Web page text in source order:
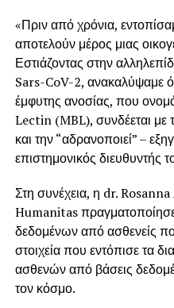
«Πριν από χρόνια,
αποτελούν μέρος μιας
Εστιάζοντας στην
Sars-CoV-2, ανακαλύψαμε
έμφυτης ανοσίας, που
Lectin (MBL), συνδέεται με
και την “αδρανοποιεί” –
επιστημονικός διευθυντής
Στη συνέχεια, η dr.
Humanitas πραγματοποίησε
δεδομένων από ασθενείς
στοιχεία που εντόπισε τα
ασθενών από βάσεις
τον κόσμο.